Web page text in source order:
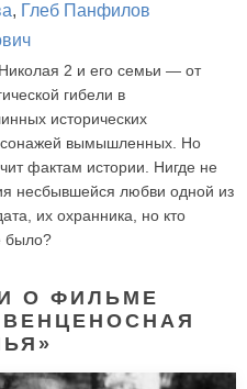
, Глеб Панфилов
2 и его семьи — от
гибели в
исторических
вымышленных. Но
фактам истории. Нигде не
несбывшейся любви одной из
их охранника, но кто
было?
О ФИЛЬМЕ